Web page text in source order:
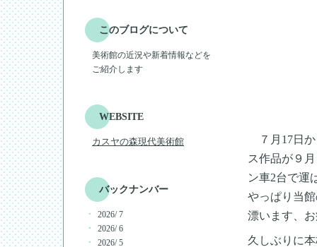
このブログについて
美術館の近況や新着情報などを
ご紹介します
WEBSITE
カスヤの森現代美術館
バックナンバー
2026/ 7
2026/ 6
2026/ 5
７月17日か
ス作品が９
ン車2台で運
やっぱり当
漂います、
久しぶりに